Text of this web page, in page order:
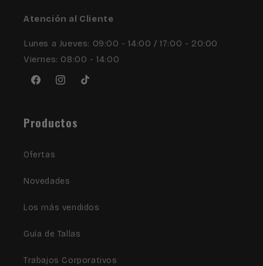
Atención al Cliente
Lunes a Jueves: 09:00 - 14:00 / 17:00 - 20:00
Viernes: 08:00 - 14:00
FacebookInstagram
TikTok
Productos
Ofertas
Novedades
Los más vendidos
Guía de Tallas
Trabajos Corporativos